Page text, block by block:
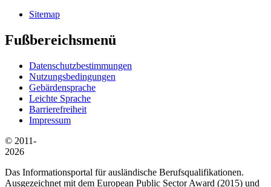
Sitemap
Fußbereichsmenü
Datenschutzbestimmungen
Nutzungsbedingungen
Gebärdensprache
Leichte Sprache
Barrierefreiheit
Impressum
© 2011-
2026
Das Informationsportal für ausländische Berufsqualifikationen.
Ausgezeichnet mit dem European Public Sector Award (2015) und